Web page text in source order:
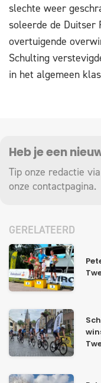
slechte weer
soleerde de Duitser
overtuigende
Schulting
in het algemeen
Heb je een
Tip onze redactie
onze contactpagina.
GERELATEERD